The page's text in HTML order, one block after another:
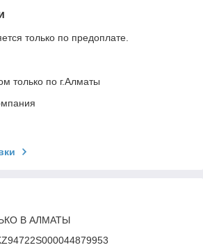
только по предоплате.
только по г.Алматы
В АЛМАТЫ